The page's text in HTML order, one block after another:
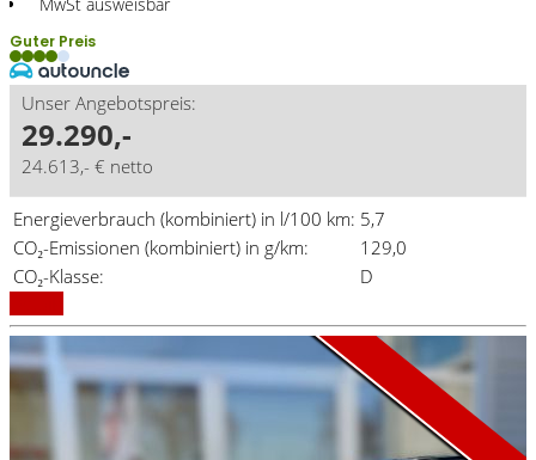
Guter Preis
Unser Angebotspreis:
29.290,-
24.613,- € netto
Energieverbrauch (kombiniert) in l/100 km: 5,7
CO₂-Emissionen (kombiniert) in g/km:
129,0
CO₂-Klasse:
D
Aktionsmodell